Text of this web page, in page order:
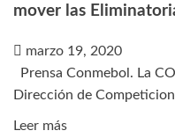
mayo
mover las
marzo 19, 2020
Prensa Conmebol. La
Dirección de
Leer másLeer